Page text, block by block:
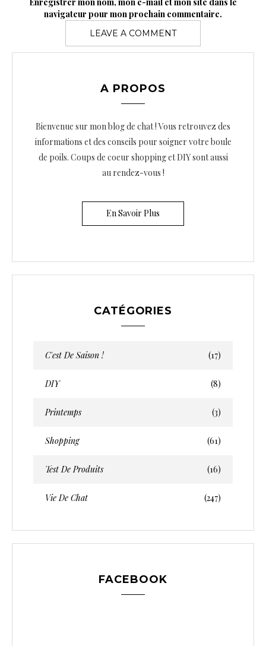
navigateur pour mon prochain commentaire.
A PROPOS
Bienvenue sur mon blog de chat ! Vous retrouvez des
informations et des conseils pour soigner votre boule
de poils. Coups de coeur shopping et DIY sont aussi
au rendez-vous !
En Savoir Plus
CATÉGORIES
C'est De Saison ! (17)
DIY (8)
Printemps (3)
Shopping (61)
Test De Produits (16)
Vie De Chat (247)
FACEBOOK